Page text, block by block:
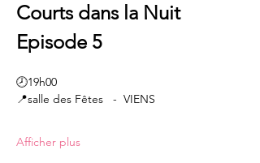
Courts dans la Nuit
Episode 5
🕗19h00
📍salle des Fêtes   -  VIENS
Afficher plus